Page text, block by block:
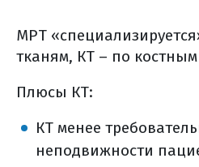
МРТ
тканям, КТ – по костным
Плюсы КТ:
КТ менее
неподвижности